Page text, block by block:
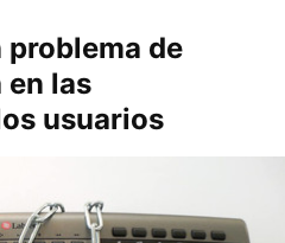
problema de
en las
usuarios